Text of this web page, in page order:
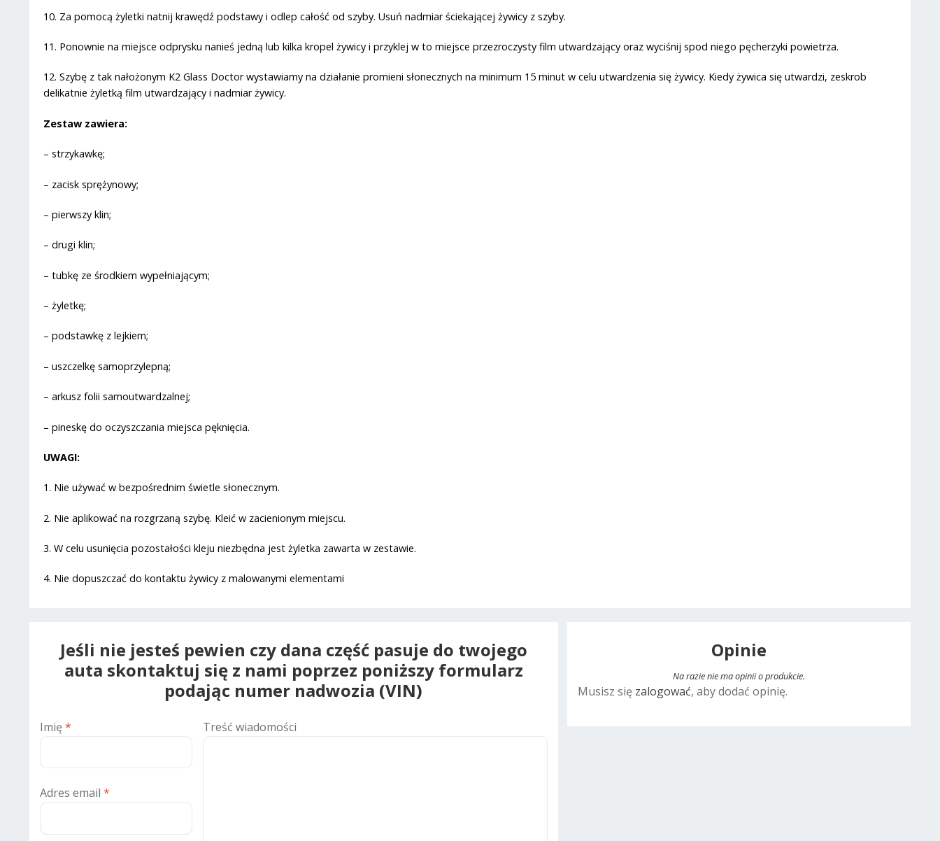
10. Za pomocą żyletki natnij krawędź podstawy i odlep całość od szyby. Usuń nadmiar ściekającej żywicy z szyby.
11. Ponownie na miejsce odprysku nanieś jedną lub kilka kropel żywicy i przyklej w to miejsce przezroczysty film utwardzający oraz wyciśnij spod niego pęcherzyki powietrza.
12. Szybę z tak nałożonym K2 Glass Doctor wystawiamy na działanie promieni słonecznych na minimum 15 minut w celu utwardzenia się żywicy. Kiedy żywica się utwardzi, zeskrob
delikatnie żyletką film utwardzający i nadmiar żywicy.
Zestaw zawiera:
– strzykawkę;
– zacisk sprężynowy;
– pierwszy klin;
– drugi klin;
– tubkę ze środkiem wypełniającym;
– żyletkę;
– podstawkę z lejkiem;
– uszczelkę samoprzylepną;
– arkusz folii samoutwardzalnej;
– pineskę do oczyszczania miejsca pęknięcia.
UWAGI:
1. Nie używać w bezpośrednim świetle słonecznym.
2. Nie aplikować na rozgrzaną szybę. Kleić w zacienionym miejscu.
3. W celu usunięcia pozostałości kleju niezbędna jest żyletka zawarta w zestawie.
4. Nie dopuszczać do kontaktu żywicy z malowanymi elementami
Jeśli nie jesteś pewien czy dana część pasuje do twojego
auta skontaktuj się z nami poprzez poniższy formularz
podając numer nadwozia (VIN)
Imię *
Adres email *
Treść wiadomości
Opinie
Na razie nie ma opinii o produkcie.
Musisz się zalogować, aby dodać opinię.